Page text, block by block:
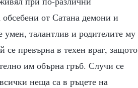
от Сатана демони и
талантлив и родителите му
се превърна в техен враг, защото
им обърна гръб. Случи се
неща са в ръцете на